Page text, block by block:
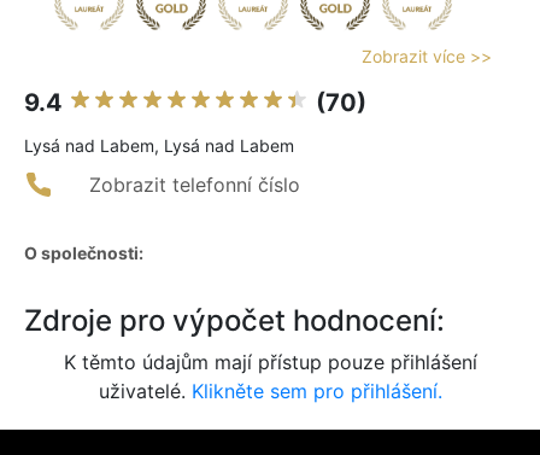
Zobrazit více >>
9.4 (70)
Lysá nad Labem, Lysá nad Labem
Zobrazit telefonní číslo
O společnosti:
Zdroje pro výpočet hodnocení:
K těmto údajům mají přístup pouze přihlášení
uživatelé. Klikněte sem pro přihlášení.